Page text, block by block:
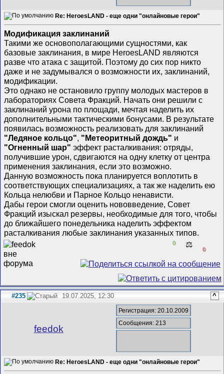
Re: HeroesLAND - еще одни "онлайновые герои"
Модификация заклинаний
Такими же основополагающими сущностями, как
базовые заклинания, в мире HeroesLAND являются
разве что атака с защитой. Поэтому до сих пор никто
даже и не задумывался о возможности их, заклинаний,
модификации.
Это однако не остановило группу молодых мастеров в
лабораториях Совета Фракций. Начать они решили с
заклинаний урона по площади, мечтая наделить их
дополнительными тактическими бонусами. В результате
появилась возможность реализовать для заклинаний
"Ледяное кольцо", "Метеоритный дождь" и
"Огненный шар" эффект расталкивания: отряды,
получившие урон, сдвигаются на одну клетку от центра
применения заклинания, если это возможно.
Данную возможность пока планируется воплотить в
соответствующих специализациях, а так же наделить ею
Кольца нелюбви и Парное Кольцо ненависти.
Дабы герои смогли оценить нововведение, Совет
Фракций изыскал резервы, необходимые для того, чтобы
до ближайшего понедельника наделить эффектом
расталкивания любые заклинания указанных типов.
0 ⚖️
0
#235 19.07.2025, 12:30 ^
feedok
Регистрация: 20.10.2009
Сообщения: 213
Re: HeroesLAND - еще одни "онлайновые герои"